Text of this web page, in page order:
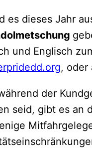
es dieses Jahr
und Englisch
, oder
der
seid, gibt es an